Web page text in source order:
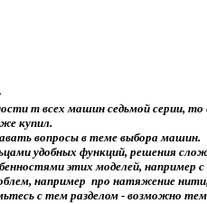
т всех машин седьмой серии,
купил.
вопросы в теме выбора машин.
удобных функций, решения
этих моделей, например
например про натяжение
с тем разделом - возможно